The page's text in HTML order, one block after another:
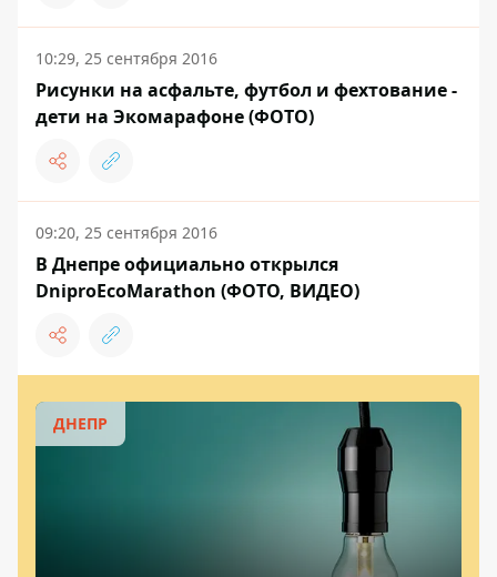
10:29, 25 сентября 2016
Рисунки на асфальте, футбол и фехтование -
дети на Экомарафоне (ФОТО)
09:20, 25 сентября 2016
В Днепре официально открылся
DniproEcoMarathon (ФОТО, ВИДЕО)
ДНЕПР